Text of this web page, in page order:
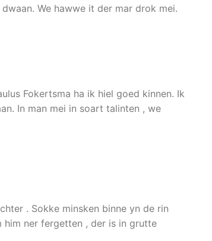
We hawwe it der mar drok mei.
Fokertsma ha ik hiel goed kinnen. Ik
In man mei in soart talinten , we
. Sokke minsken binne yn de rin
ner fergetten , der is in grutte